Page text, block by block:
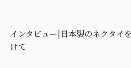
インタビュー|日本製のネクタイ
けて